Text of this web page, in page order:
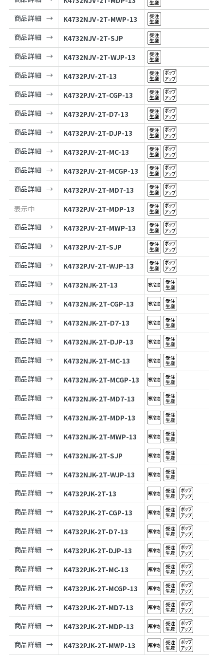
商品詳細
K4732NJV-2T-MWP-13
商品詳細
K4732NJV-2T-SJP
商品詳細
K4732NJV-2T-WJP-13
商品詳細
K4732PJV-2T-13
商品詳細
K4732PJV-2T-CGP-13
商品詳細
K4732PJV-2T-D7-13
商品詳細
K4732PJV-2T-DJP-13
商品詳細
K4732PJV-2T-MC-13
商品詳細
K4732PJV-2T-MCGP-13
商品詳細
K4732PJV-2T-MD7-13
表示中
K4732PJV-2T-MDP-13
商品詳細
K4732PJV-2T-MWP-13
商品詳細
K4732PJV-2T-SJP
商品詳細
K4732PJV-2T-WJP-13
商品詳細
K4732NJK-2T-13
商品詳細
K4732NJK-2T-CGP-13
商品詳細
K4732NJK-2T-D7-13
商品詳細
K4732NJK-2T-DJP-13
商品詳細
K4732NJK-2T-MC-13
商品詳細
K4732NJK-2T-MCGP-13
商品詳細
K4732NJK-2T-MD7-13
商品詳細
K4732NJK-2T-MDP-13
商品詳細
K4732NJK-2T-MWP-13
商品詳細
K4732NJK-2T-SJP
商品詳細
K4732NJK-2T-WJP-13
商品詳細
K4732PJK-2T-13
商品詳細
K4732PJK-2T-CGP-13
商品詳細
K4732PJK-2T-D7-13
商品詳細
K4732PJK-2T-DJP-13
商品詳細
K4732PJK-2T-MC-13
商品詳細
K4732PJK-2T-MCGP-13
商品詳細
K4732PJK-2T-MD7-13
商品詳細
K4732PJK-2T-MDP-13
商品詳細
K4732PJK-2T-MWP-13